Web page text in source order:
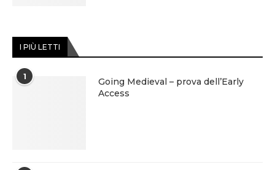
I PIÙ LETTI
1
Going Medieval – prova dell’Early
Access